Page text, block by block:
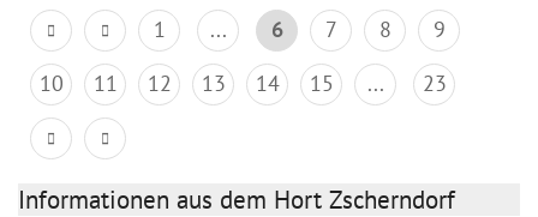
1 ... 6 7 8
9
10
11 12 13 14 15 ... 23
Informationen aus dem Hort Zscherndorf